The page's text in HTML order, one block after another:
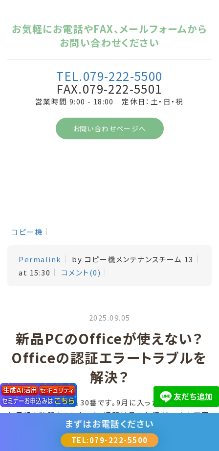
まずはお電話ください
TEL:079-222-5500
お気軽にお電話やFAX、メールフォームから
お問い合わせください
TEL.079-222-5500
FAX.079-222-5501
営業時間 9:00 - 18:00 定休日：土・日・祝
お問い合わせページへ
コピー機
Permalink
by コピー機メンテナンスチーム 13
at 15:30
コメント(0)
2025.09.05
新品PCのOfficeが使えない？
Officeの認証エラートラブルを
解決？
みなさんこんにちは。30番です。9月に入ったというのに天
気予報を確認すると向こう2週間は最高気温が30度を下回
る日はありませんでした。日本から四季はなくなり、暑すぎ
る夏と寒すぎる冬しか存在しなくなってしまったのでしょう